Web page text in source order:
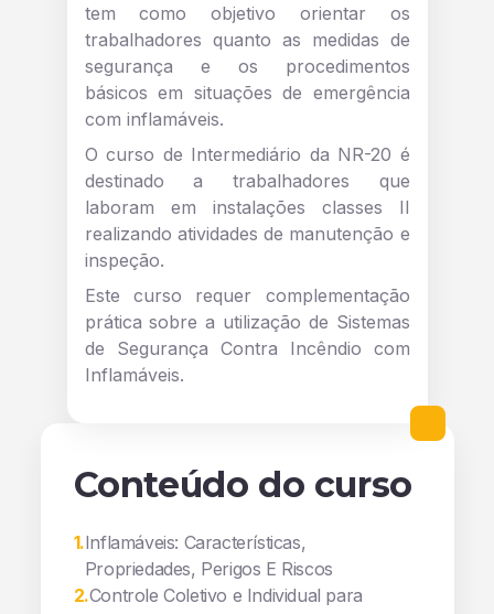
tem como objetivo orientar os
trabalhadores quanto as medidas de
segurança e os procedimentos
básicos em situações de emergência
com inflamáveis.
O curso de Intermediário da NR-20 é
destinado a trabalhadores que
laboram em instalações classes II
realizando atividades de manutenção e
inspeção.
Este curso requer complementação
prática sobre a utilização de Sistemas
de Segurança Contra Incêndio com
Inflamáveis.
Conteúdo do curso
1.Inflamáveis: Características,
Propriedades, Perigos E Riscos
2.Controle Coletivo e Individual para